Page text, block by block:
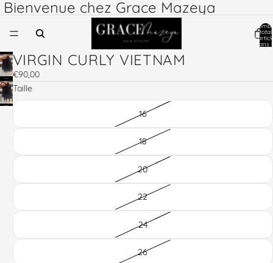
Bienvenue chez Grace Mazeya
total
dans
Ouvrir
l’image
VIRGIN CURLY VIETNAM
€90,00
Taille
16
18
20
22
24
26